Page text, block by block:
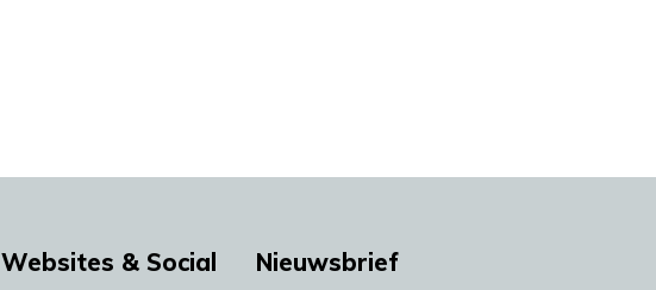
Websites & Social Nieuwsbrief